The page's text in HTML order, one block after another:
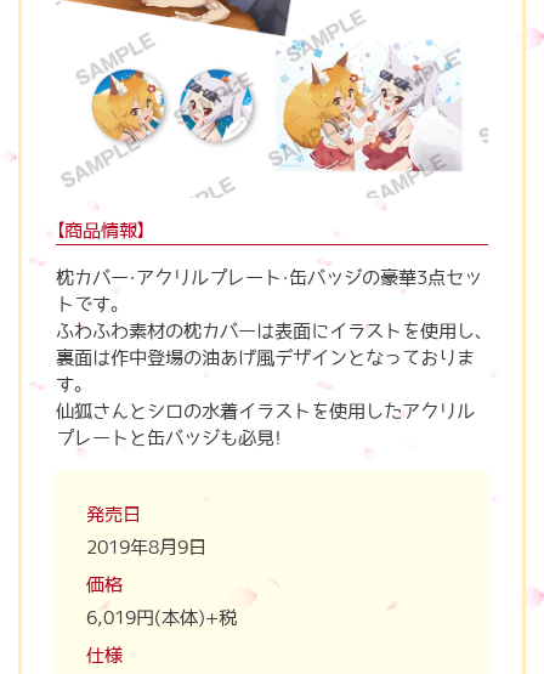
【商品情報】
枕カバー・アクリルプレート・缶バッジの豪華3点セッ
トです。
ふわふわ素材の枕カバーは表面にイラストを使用し、
裏面は作中登場の油あげ風デザインとなっておりま
す。
仙狐さんとシロの水着イラストを使用したアクリル
プレートと缶バッジも必見！
発売日
2019年8月9日
価格
6,019円(本体)+税
仕様